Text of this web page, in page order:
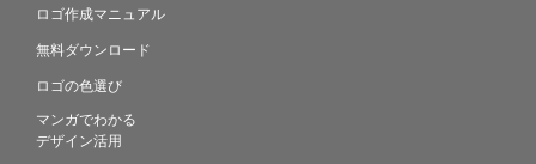
ロゴ作成マニュアル
無料ダウンロード
ロゴの色選び
マンガでわかる
デザイン活用